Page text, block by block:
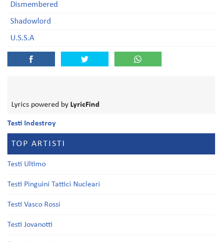
Dismembered
Shadowlord
U.S.S.A
Lyrics powered by LyricFind
Testi Indestroy
TOP ARTISTI
Testi Ultimo
Testi Pinguini Tattici Nucleari
Testi Vasco Rossi
Testi Jovanotti